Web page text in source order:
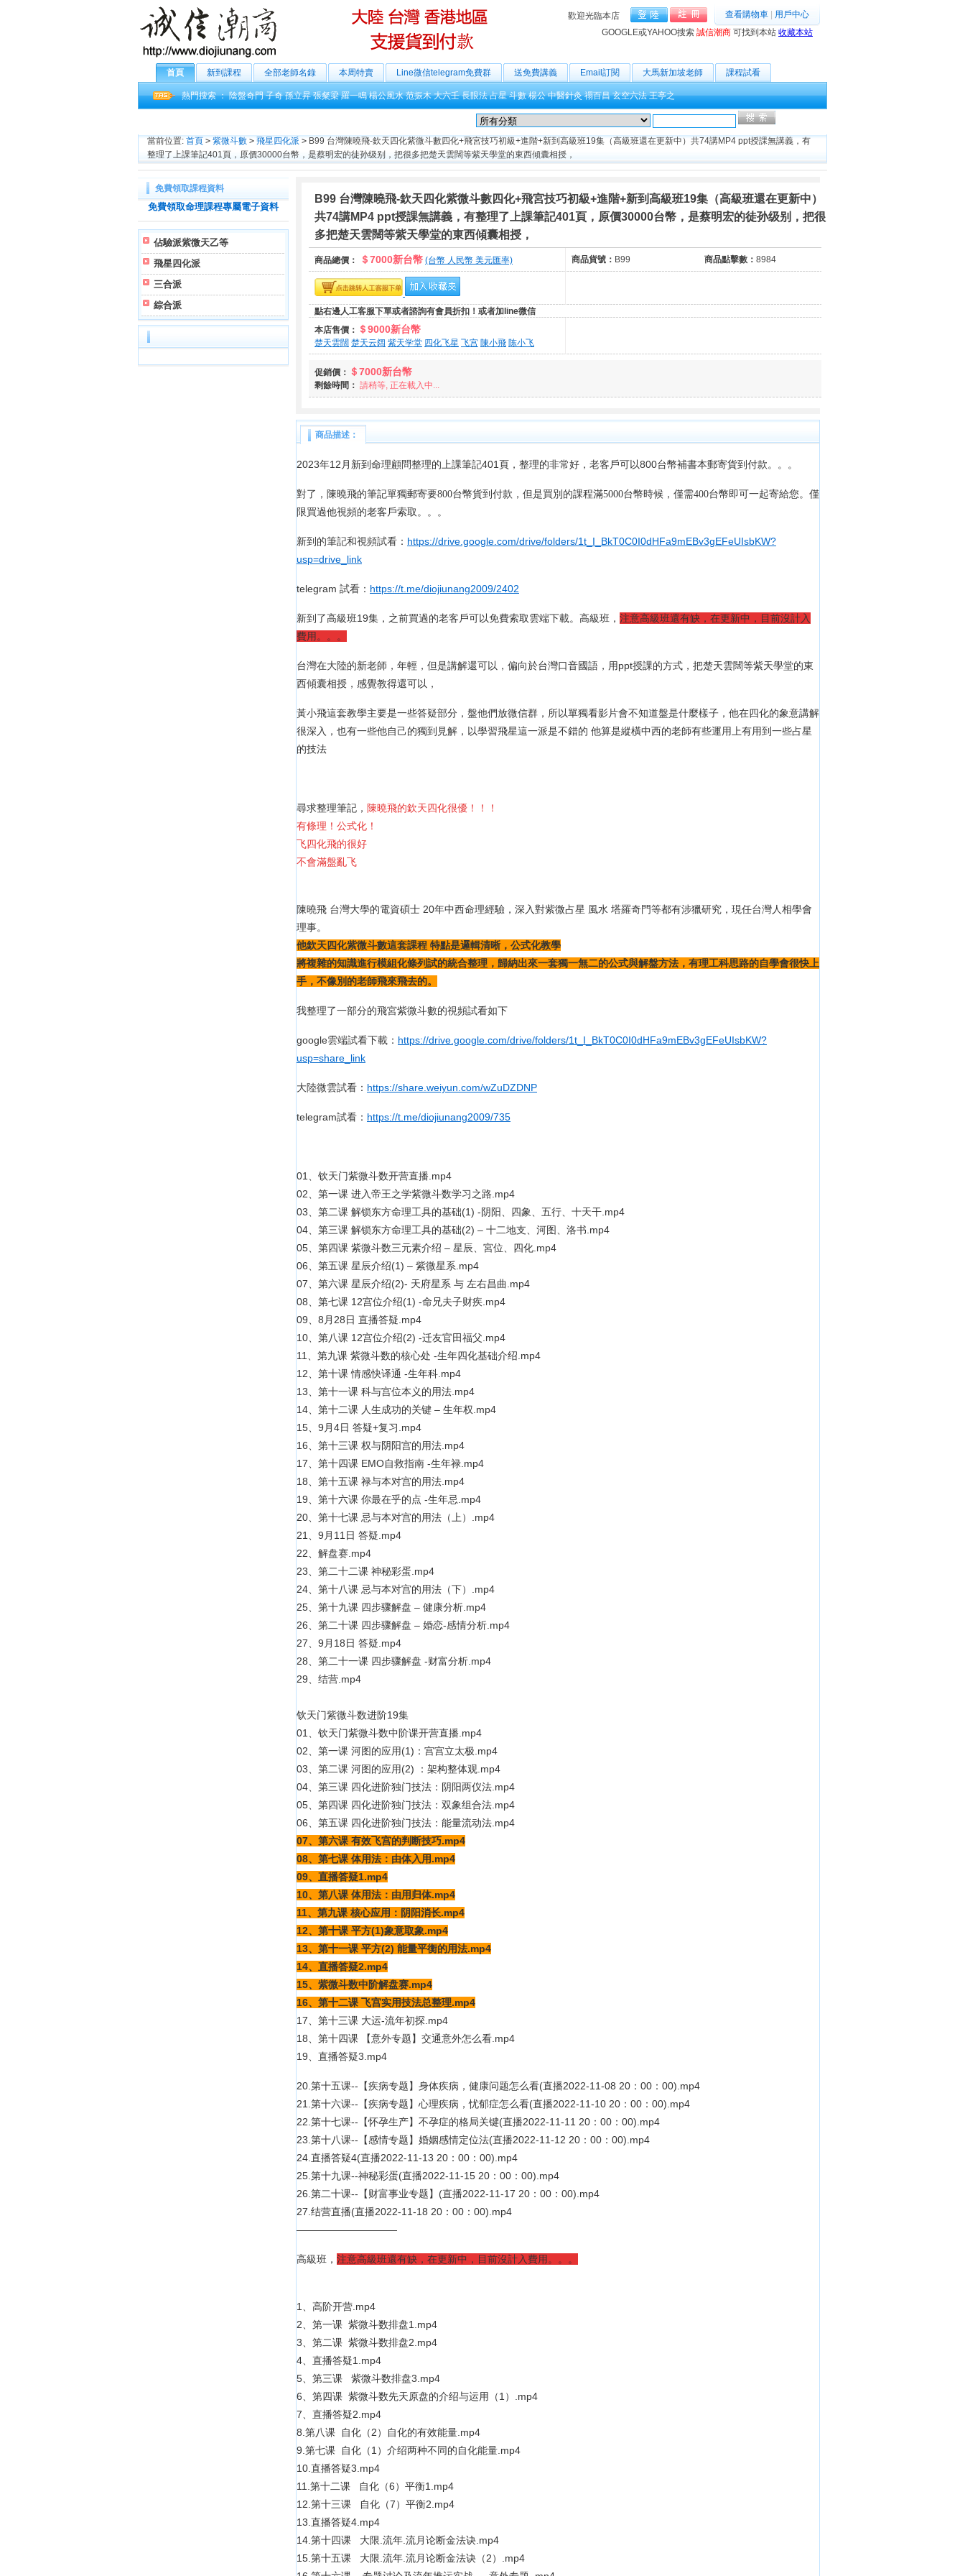
歡迎光臨本店 查看購物車
用戶中心
GOOGLE或YAHOO搜索 誠信潮商 可找到本站 收藏本站
首頁 新到課程 全部老師名錄 本周特賣 Line微信telegram免費群 送免費講義 Email訂閱 大馬新加坡老師 課程試看
熱門搜索 ：陰盤奇門 子奇 孫立昇 張粲梁 羅一鳴 楊公風水 范振木 大六壬 長眼法 占星 斗數 楊公 中醫針灸 禤百昌 玄空六法 王亭之
當前位置: 首頁 > 紫微斗數 > 飛星四化派 > B99 台灣陳曉飛-欽天四化紫微斗數四化+飛宮技巧初級+進階+新到高級班19集（高級班還在更新中）共74講MP4 ppt授課無講義，有
整理了上課筆記401頁，原價30000台幣，是蔡明宏的徒孙级别，把很多把楚天雲闊等紫天學堂的東西傾囊相授，
免費領取課程資料
免費領取命理課程專屬電子資料
佔驗派紫微天乙等
飛星四化派
三合派
綜合派
B99 台灣陳曉飛-欽天四化紫微斗數四化+飛宮技巧初級+進階+新到高級班19集（高級班還在更新中）
共74講MP4 ppt授課無講義，有整理了上課筆記401頁，原價30000台幣，是蔡明宏的徒孙级别，把很
多把楚天雲闊等紫天學堂的東西傾囊相授，
商品總價： ＄7000新台幣 (台幣 人民幣 美元匯率) 商品貨號： B99 商品點擊數： 8984
點右邊人工客服下單或者諮詢有會員折扣！或者加line微信
本店售價： ＄9000新台幣
楚天雲闊 楚天云阔 紫天学堂 四化飞星 飞宫 陳小飛 陈小飞
促銷價： ＄7000新台幣
剩餘時間： 請稍等, 正在載入中...
商品描述：
2023年12月新到命理顧問整理的上課筆記401頁，整理的非常好，老客戶可以800台幣補書本郵寄貨到付款。。。
對了，陳曉飛的筆記單獨郵寄要800台幣貨到付款，但是買別的課程滿5000台幣時候，僅需400台幣即可一起寄給您。僅
限買過他視頻的老客戶索取。。。
新到的筆記和視頻試看： https://drive.google.com/drive/folders/1t_I_BkT0C0I0dHFa9mEBv3gEFeUIsbKW?
usp=drive_link
telegram 試看： https://t.me/diojiunang2009/2402
新到了高級班19集，之前買過的老客戶可以免費索取雲端下載。 高級班， 注意高級班還有缺，在更新中，目前沒計入
費用。。。
台灣在大陸的新老師，年輕，但是講解還可以，偏向於台灣口音國語，用ppt授課的方式，把楚天雲闊等紫天學堂的東
西傾囊相授，感覺教得還可以，
黃小飛這套教學主要是一些答疑部分，盤他們放微信群，所以單獨看影片會不知道盤是什麼樣子，他在四化的象意講解
很深入，也有一些他自己的獨到見解，以學習飛星這一派是不錯的 他算是縱橫中西的老師有些運用上有用到一些占星
的技法
尋求整理筆記， 陳曉飛的欽天四化很優！！！
有條理！公式化！
飞四化飛的很好
不會滿盤亂飞
陳曉飛 台灣大學的電資碩士 20年中西命理經驗，深入對紫微占星 風水 塔羅奇門等都有涉獵研究，現任台灣人相學會
理事。
他欽天四化紫微斗數這套課程 特點是邏輯清晰，公式化教學
將複雜的知識進行模組化條列試的統合整理，歸納出來一套獨一無二的公式與解盤方法，有理工科思路的自學會很快上
手，不像別的老師飛來飛去的。
我整理了一部分的飛宮紫微斗數的視頻試看如下
google雲端試看下載： https://drive.google.com/drive/folders/1t_I_BkT0C0I0dHFa9mEBv3gEFeUIsbKW?
usp=share_link
大陸微雲試看： https://share.weiyun.com/wZuDZDNP
telegram試看： https://t.me/diojiunang2009/735
01、钦天门紫微斗数开营直播.mp4
02、第一课 进入帝王之学紫微斗数学习之路.mp4
03、第二课 解锁东方命理工具的基础(1) -阴阳、四象、五行、十天干.mp4
04、第三课 解锁东方命理工具的基础(2) – 十二地支、河图、洛书.mp4
05、第四课 紫微斗数三元素介绍 – 星辰、宮位、四化.mp4
06、第五课 星辰介绍(1) – 紫微星系.mp4
07、第六课 星辰介绍(2)- 天府星系 与 左右昌曲.mp4
08、第七课 12宫位介绍(1) -命兄夫子财疾.mp4
09、8月28日 直播答疑.mp4
10、第八课 12宫位介绍(2) -迁友官田福父.mp4
11、第九课 紫微斗数的核心处 -生年四化基础介绍.mp4
12、第十课 情感快译通 -生年科.mp4
13、第十一课 科与宫位本义的用法.mp4
14、第十二课 人生成功的关键 – 生年权.mp4
15、9月4日 答疑+复习.mp4
16、第十三课 权与阴阳宫的用法.mp4
17、第十四课 EMO自救指南 -生年禄.mp4
18、第十五课 禄与本对宫的用法.mp4
19、第十六课 你最在乎的点 -生年忌.mp4
20、第十七课 忌与本对宫的用法（上）.mp4
21、9月11日 答疑.mp4
22、解盘赛.mp4
23、第二十二课 神秘彩蛋.mp4
24、第十八课 忌与本对宫的用法（下）.mp4
25、第十九课 四步骤解盘 – 健康分析.mp4
26、第二十课 四步骤解盘 – 婚恋-感情分析.mp4
27、9月18日 答疑.mp4
28、第二十一课 四步骤解盘 -财富分析.mp4
29、结营.mp4
钦天门紫微斗数进阶19集
01、钦天门紫微斗数中阶课开营直播.mp4
02、第一课 河图的应用(1)：宫宫立太极.mp4
03、第二课 河图的应用(2) ：架构整体观.mp4
04、第三课 四化进阶独门技法：阴阳两仪法.mp4
05、第四课 四化进阶独门技法：双象组合法.mp4
06、第五课 四化进阶独门技法：能量流动法.mp4
07、第六课 有效飞宫的判断技巧.mp4
08、第七课 体用法：由体入用.mp4
09、直播答疑1.mp4
10、第八课 体用法：由用归体.mp4
11、第九课 核心应用：阴阳消长.mp4
12、第十课 平方(1)象意取象.mp4
13、第十一课 平方(2) 能量平衡的用法.mp4
14、直播答疑2.mp4
15、紫微斗数中阶解盘赛.mp4
16、第十二课 飞宫实用技法总整理.mp4
17、第十三课 大运-流年初探.mp4
18、第十四课 【意外专题】交通意外怎么看.mp4
19、直播答疑3.mp4
20.第十五课--【疾病专题】身体疾病，健康问题怎么看(直播2022-11-08 20：00：00).mp4
21.第十六课--【疾病专题】心理疾病，忧郁症怎么看(直播2022-11-10 20：00：00).mp4
22.第十七课--【怀孕生产】不孕症的格局关键(直播2022-11-11 20：00：00).mp4
23.第十八课--【感情专题】婚姻感情定位法(直播2022-11-12 20：00：00).mp4
24.直播答疑4(直播2022-11-13 20：00：00).mp4
25.第十九课--神秘彩蛋(直播2022-11-15 20：00：00).mp4
26.第二十课--【财富事业专题】(直播2022-11-17 20：00：00).mp4
27.结营直播(直播2022-11-18 20：00：00).mp4
——————————
高級班， 注意高級班還有缺，在更新中，目前沒計入費用。。。
1、高阶开营.mp4
2、第一课 紫微斗数排盘1.mp4
3、第二课 紫微斗数排盘2.mp4
4、直播答疑1.mp4
5、第三课 紫微斗数排盘3.mp4
6、第四课 紫微斗数先天原盘的介绍与运用（1）.mp4
7、直播答疑2.mp4
8.第八课 自化（2）自化的有效能量.mp4
9.第七课 自化（1）介绍两种不同的自化能量.mp4
10.直播答疑3.mp4
11.第十二课 自化（6）平衡1.mp4
12.第十三课 自化（7）平衡2.mp4
13.直播答疑4.mp4
14.第十四课 大限.流年.流月论断金法诀.mp4
15.第十五课 大限.流年.流月论断金法诀（2）.mp4